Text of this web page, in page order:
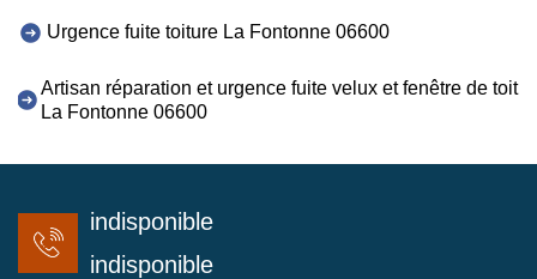
Urgence fuite toiture La Fontonne 06600
Artisan réparation et urgence fuite velux et fenêtre de toit
La Fontonne 06600
indisponible
indisponible